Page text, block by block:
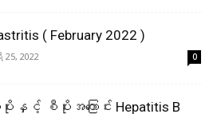
( February 2022 )
25, 2022 0
းနှင့် စီပိုးအကြောင်း Hepatitis B